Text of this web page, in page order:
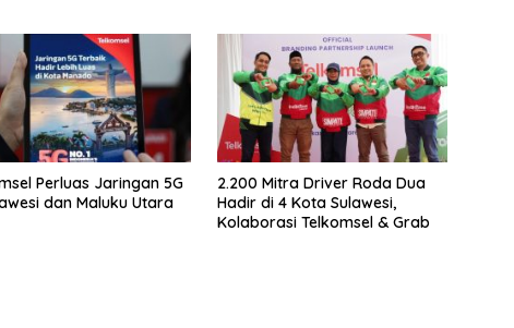
Perluas Jaringan 5G
dan Maluku Utara
2.200 Mitra Driver Roda Dua
Hadir di 4 Kota Sulawesi,
Kolaborasi Telkomsel & Grab